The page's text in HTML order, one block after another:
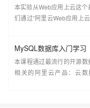
本实验从Web应用上云这
们通过“阿里云Web应用上
MySQL数据库入门学习
本课程通过最流行的开源
相关的阿里云产品：云数
RDS（Relational